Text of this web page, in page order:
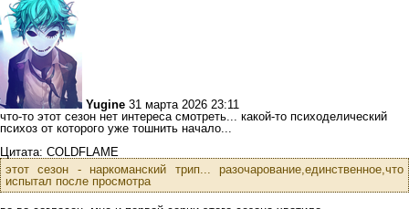
Yugine 31 марта 2026 23:11
что-то этот сезон нет интереса смотреть... какой-то психоделический
психоз от которого уже тошнить начало...
Цитата: COLDFLAME
этот сезон - наркоманский трип... разочарование,единственное,что
испытал после просмотра